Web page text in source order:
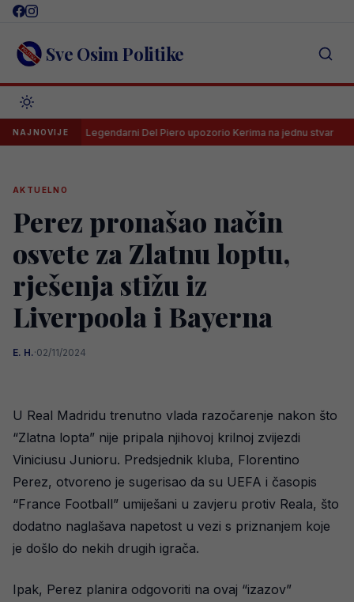
Skip
content Sve Osim Politike
NAJNOVIJELegendarni Del Piero upozorio Kerima na jednu stvar
AKTUELNO
Perez pronašao način
osvete za Zlatnu loptu,
rješenja stižu iz
Liverpoola i Bayerna
E. H.·02/11/2024
U Real Madridu trenutno vlada razočarenje nakon što
“Zlatna lopta” nije pripala njihovoj krilnoj zvijezdi
Viniciusu Junioru. Predsjednik kluba, Florentino
Perez, otvoreno je sugerisao da su UEFA i časopis
“France Football” umiješani u zavjeru protiv Reala, što
dodatno naglašava napetost u vezi s priznanjem koje
je došlo do nekih drugih igrača.
Ipak, Perez planira odgovoriti na ovaj “izazov”